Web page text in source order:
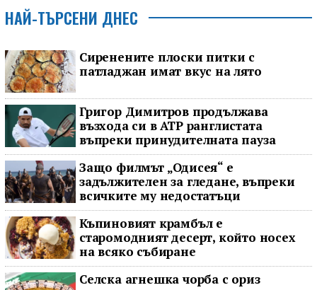
НАЙ-ТЪРСЕНИ ДНЕС
Сиренените плоски питки с
патладжан имат вкус на лято
Григор Димитров продължава
възхода си в ATP ранглистата
въпреки принудителната пауза
Защо филмът „Одисея“ е
задължителен за гледане, въпреки
всичките му недостатъци
Къпиновият крамбъл е
старомодният десерт, който носех
на всяко събиране
Селска агнешка чорба с ориз